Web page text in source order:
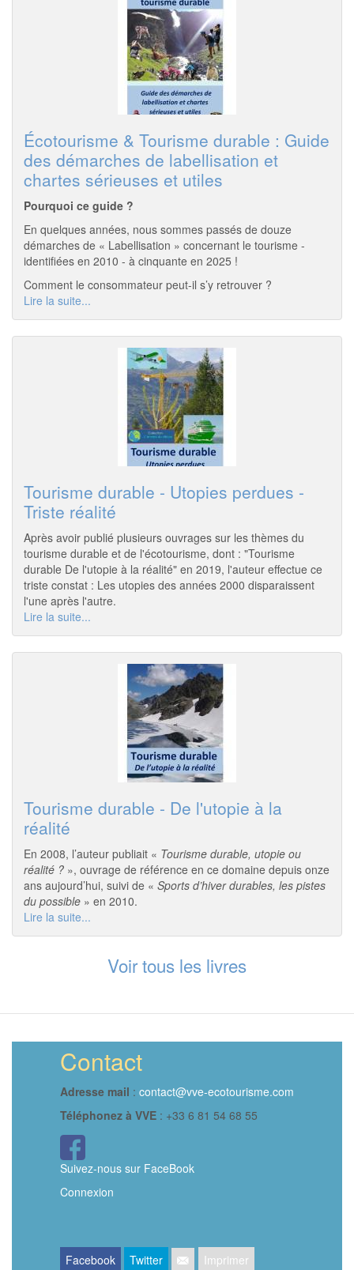
Écotourisme & Tourisme durable : Guide
des démarches de labellisation et
chartes sérieuses et utiles
Pourquoi ce guide ?
En quelques années, nous sommes passés de douze
démarches de « Labellisation » concernant le tourisme -
identifiées en 2010 - à cinquante en 2025 !
Comment le consommateur peut-il s’y retrouver ?
Lire la suite...
Tourisme durable - Utopies perdues -
Triste réalité
Après avoir publié plusieurs ouvrages sur les thèmes du
tourisme durable et de l'écotourisme, dont : "Tourisme
durable De l'utopie à la réalité" en 2019, l'auteur effectue ce
triste constat : Les utopies des années 2000 disparaissent
l'une après l'autre.
Lire la suite...
Tourisme durable - De l'utopie à la
réalité
En 2008, l’auteur publiait « Tourisme durable, utopie ou
réalité ? », ouvrage de référence en ce domaine depuis onze
ans aujourd’hui, suivi de « Sports d’hiver durables, les pistes
du possible » en 2010.
Lire la suite...
Voir tous les livres
Contact
Adresse mail : contact@vve-ecotourisme.com
Téléphonez à VVE : +33 6 81 54 68 55
Icône
FaceBook
Suivez-nous sur FaceBook
Connexion
Facebook Twitter Imprimer